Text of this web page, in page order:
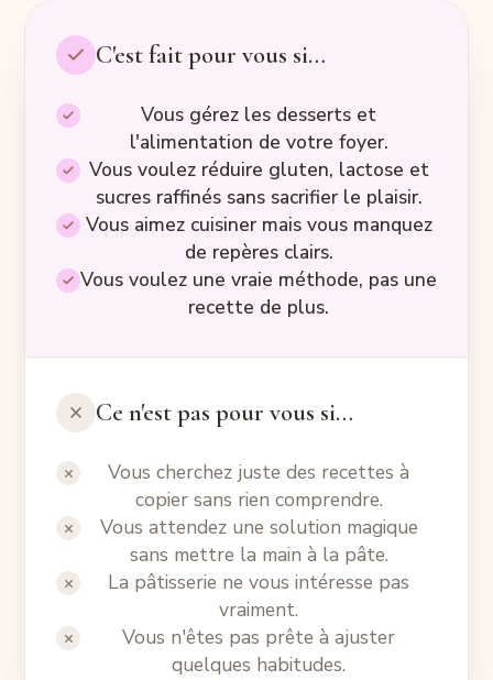
C'est fait pour vous si…
Vous gérez les desserts et
l'alimentation de votre foyer.
Vous voulez réduire gluten, lactose et
sucres raffinés sans sacrifier le plaisir.
Vous aimez cuisiner mais vous manquez
de repères clairs.
Vous voulez une vraie méthode, pas une
recette de plus.
Ce n'est pas pour vous si…
Vous cherchez juste des recettes à
copier sans rien comprendre.
Vous attendez une solution magique
sans mettre la main à la pâte.
La pâtisserie ne vous intéresse pas
vraiment.
Vous n'êtes pas prête à ajuster
quelques habitudes.